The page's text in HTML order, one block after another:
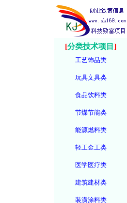
[分类技术项目 ]
工艺饰品类
玩具文具类
食品饮料类
节煤节能类
能源燃料类
轻工金工类
医学医疗类
建筑建材类
装潢涂料类